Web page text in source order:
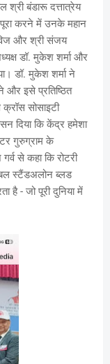
श्री बंडारू दत्तात्रेय
पूरा करने में उनके महान
और श्री संजय
डॉ. मुकेश शर्मा और
डॉ. मुकेश शर्मा ने
और इसे प्रतिष्ठित
सोसाइटी
दिया कि केंद्र हमेशा
गुरुग्राम के
से कहा कि रोटरी
स्टैंडअलोन ब्लड
है - जो पूरी दुनिया में